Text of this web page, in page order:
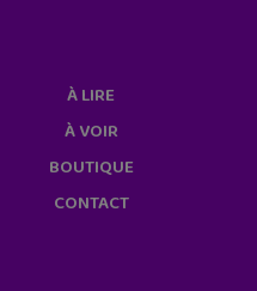
À LIRE
À VOIR
BOUTIQUE
CONTACT